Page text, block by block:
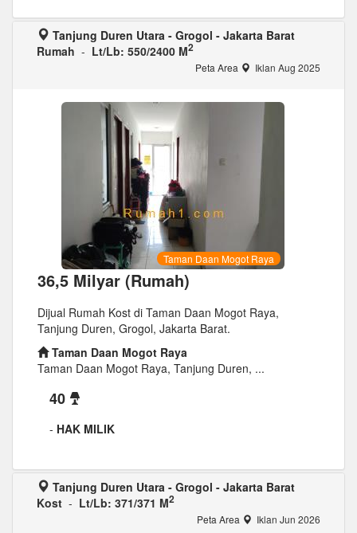
Tanjung Duren Utara - Grogol - Jakarta Barat
Rumah - Lt/Lb: 550/2400 M2
Peta Area Iklan Aug 2025
Taman Daan Mogot Raya
36,5 Milyar (Rumah)
Dijual Rumah Kost di Taman Daan Mogot Raya,
Tanjung Duren, Grogol, Jakarta Barat.
Taman Daan Mogot Raya
Taman Daan Mogot Raya, Tanjung Duren, ...
40
- HAK MILIK
Tanjung Duren Utara - Grogol - Jakarta Barat
Kost - Lt/Lb: 371/371 M2
Peta Area Iklan Jun 2026